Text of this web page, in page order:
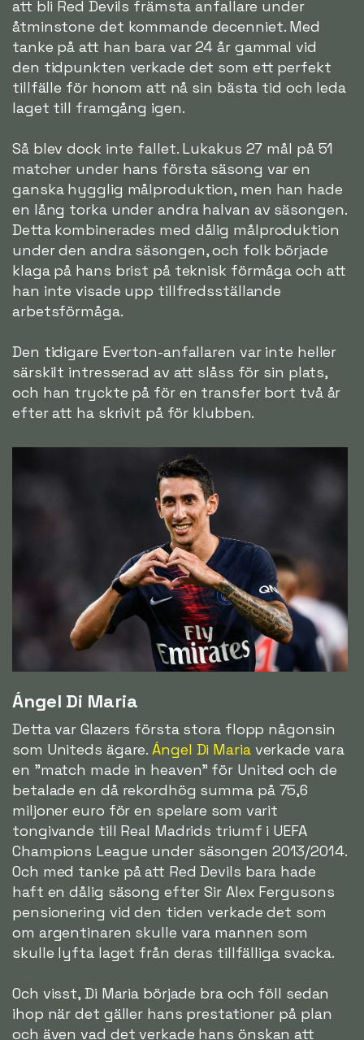
att bli Red Devils främsta anfallare under
åtminstone det kommande decenniet. Med
tanke på att han bara var 24 år gammal vid
den tidpunkten verkade det som ett perfekt
tillfälle för honom att nå sin bästa tid och leda
laget till framgång igen.
Så blev dock inte fallet. Lukakus 27 mål på 51
matcher under hans första säsong var en
ganska hygglig målproduktion, men han hade
en lång torka under andra halvan av säsongen.
Detta kombinerades med dålig målproduktion
under den andra säsongen, och folk började
klaga på hans brist på teknisk förmåga och att
han inte visade upp tillfredsställande
arbetsförmåga.
Den tidigare Everton-anfallaren var inte heller
särskilt intresserad av att slåss för sin plats,
och han tryckte på för en transfer bort två år
efter att ha skrivit på för klubben.
Ángel Di Maria
Detta var Glazers första stora flopp någonsin
som Uniteds ägare.Ángel Di Mariaverkade vara
en "match made in heaven" för United och de
betalade en då rekordhög summa på 75,6
miljoner euro för en spelare som varit
tongivande till Real Madrids triumf i UEFA
Champions League under säsongen 2013/2014.
Och med tanke på att Red Devils bara hade
haft en dålig säsong efter Sir Alex Fergusons
pensionering vid den tiden verkade det som
om argentinaren skulle vara mannen som
skulle lyfta laget från deras tillfälliga svacka.
Och visst, Di Maria började bra och föll sedan
ihop när det gäller hans prestationer på plan
och även vad det verkade hans önskan att